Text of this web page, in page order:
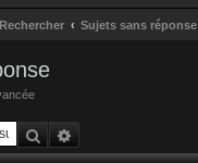
Rechercher Sujets sans réponse
Rechercher